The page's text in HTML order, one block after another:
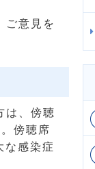
ご意見を
は、傍聴
傍聴席
な感染症